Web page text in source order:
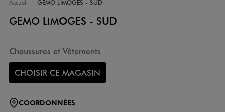
Accueil GEMO LIMOGES - SUD
GEMO LIMOGES - SUD
Chaussures et Vêtements
CHOISIR CE MAGASIN
COORDONNÉES